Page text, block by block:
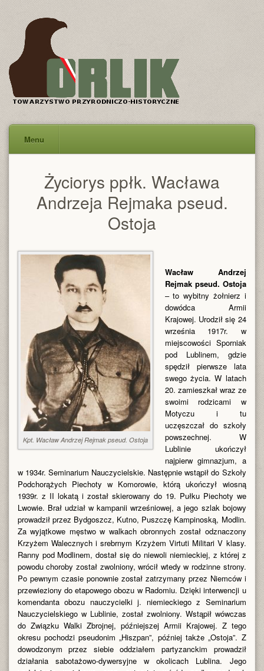
Menu
Życiorys ppłk. Wacława
Andrzeja Rejmaka pseud.
Ostoja
Kpt. Wacław Andrzej Rejmak pseud. Ostoja
Wacław Andrzej
Rejmak pseud. Ostoja
– to wybitny żołnierz i
dowódca Armii
Krajowej. Urodził się 24
września 1917r. w
miejscowości Sporniak
pod Lublinem, gdzie
spędził pierwsze lata
swego życia. W latach
20. zamieszkał wraz ze
swoimi rodzicami w
Motyczu i tu
uczęszczał do szkoły
powszechnej. W
Lublinie ukończył
najpierw gimnazjum, a
w 1934r. Seminarium Nauczycielskie. Następnie wstąpił do Szkoły
Podchorążych Piechoty w Komorowie, którą ukończył wiosną
1939r. z II lokatą i został skierowany do 19. Pułku Piechoty we
Lwowie. Brał udział w kampanii wrześniowej, a jego szlak bojowy
prowadził przez Bydgoszcz, Kutno, Puszczę Kampinoską, Modlin.
Za wyjątkowe męstwo w walkach obronnych został odznaczony
Krzyżem Walecznych i srebrnym Krzyżem Virtuti Militari V klasy.
Ranny pod Modlinem, dostał się do niewoli niemieckiej, z której z
powodu choroby został zwolniony, wrócił wtedy w rodzinne strony.
Po pewnym czasie ponownie został zatrzymany przez Niemców i
przewieziony do etapowego obozu w Radomiu. Dzięki interwencji u
komendanta obozu nauczycielki j. niemieckiego z Seminarium
Nauczycielskiego w Lublinie, został zwolniony. Wstąpił wówczas
do Związku Walki Zbrojnej, późniejszej Armii Krajowej. Z tego
okresu pochodzi pseudonim „Hiszpan”, później także „Ostoja”. Z
dowodzonym przez siebie oddziałem partyzanckim prowadził
działania sabotażowo-dywersyjne w okolicach Lublina. Jego